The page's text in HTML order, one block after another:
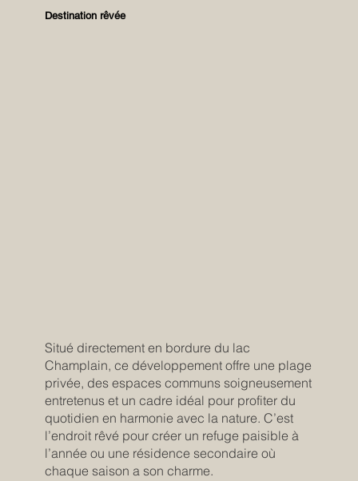
Destination rêvée
Situé directement en bordure du lac
Champlain, ce développement offre une plage
privée, des espaces communs soigneusement
entretenus et un cadre idéal pour profiter du
quotidien en harmonie avec la nature. C’est
l’endroit rêvé pour créer un refuge paisible à
l’année ou une résidence secondaire où
chaque saison a son charme.